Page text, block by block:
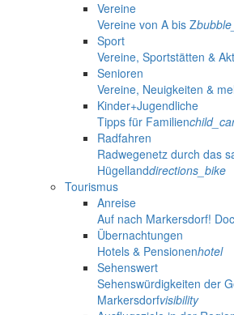
Vereine
Vereine von A bis Z
Sport
Vereine, Sportstätten &
Senioren
Vereine, Neuigkeiten &
Kinder+Jugendliche
Tipps für Familien
Radfahren
Radwegenetz durch das
Hügellanddirections_bike
Tourismus
Anreise
Auf nach Markersdorf!
Übernachtungen
Hotels & Pensionenhotel
Sehenswert
Sehenswürdigkeiten der
Markersdorfvisibility